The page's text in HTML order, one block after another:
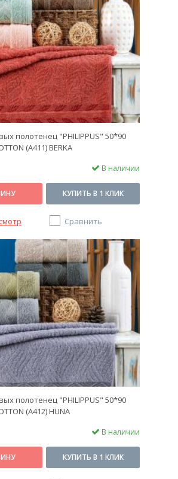
полотенец "PHILIPPUS" 50*90
(A411) BERKA
В наличии
КУПИТЬ В 1 КЛИК
Сравнить
полотенец "PHILIPPUS" 50*90
(A412) HUNA
В наличии
КУПИТЬ В 1 КЛИК